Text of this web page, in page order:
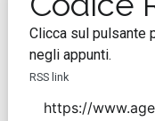
Clicca sul pulsante
negli appunti.
RSS link